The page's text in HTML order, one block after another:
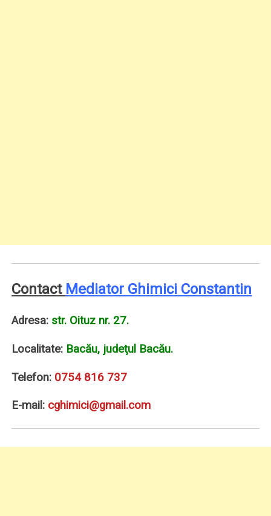
Contact Mediator Ghimici Constantin
Adresa: str. Oituz nr. 27.
Localitate: Bacău, judeţul Bacău.
Telefon: 0754 816 737
E-mail: cghimici@gmail.com